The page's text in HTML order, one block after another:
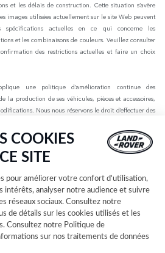
COOKIES
SITE
pour améliorer votre confort d'utilisation,
intérêts, analyser notre audience et suivre
réseaux sociaux. Consultez notre
de détails sur les cookies utilisés et les
Consultez notre Politique de
sur nos traitements de données
et les délais de construction. Cette situation s’avère
images utilisées actuellement sur le site Web peuvent
spécifications actuelles en ce qui concerne les
et les combinaisons de couleurs. Veuillez consulter
des restrictions actuelles et faire un choix
une politique d’amélioration continue des
la production de ses véhicules, pièces et accessoires,
Nous nous réservons le droit d’effectuer des
sur les spécifications européennes. Elles peuvent
sans préavis. Certains des véhicules présents sont
installés par le concessionnaire qui peuvent
tarifs.
officiels menés par le fabricant conformément à la
une batterie complètement chargée. Depuis le 1er
neufs sont réceptionnés en Europe sur la base de la
les véhicules légers (WLTP), procédure d'essai
de carburant et les émissions de CO2, plus